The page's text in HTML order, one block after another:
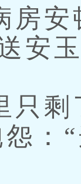
安
安
剩
：